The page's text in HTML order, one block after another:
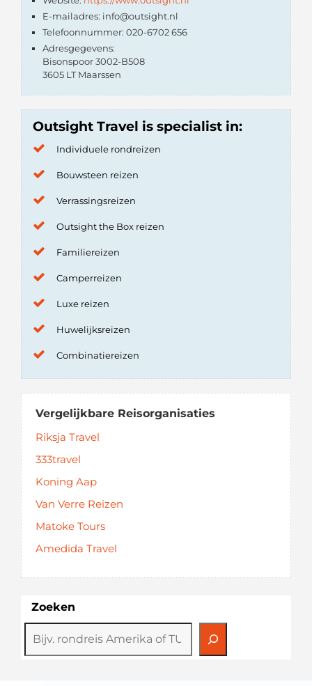
E-mailadres: info@outsight.nl
Telefoonnummer: 020-6702 656
Adresgegevens:
Bisonspoor 3002-B508
3605 LT Maarssen
Outsight Travel is specialist in:
Individuele rondreizen
Bouwsteen reizen
Verrassingsreizen
Outsight the Box reizen
Familiereizen
Camperreizen
Luxe reizen
Huwelijksreizen
Combinatiereizen
Vergelijkbare Reisorganisaties
Riksja Travel
333travel
Koning Aap
Van Verre Reizen
Matoke Tours
Amedida Travel
Zoeken